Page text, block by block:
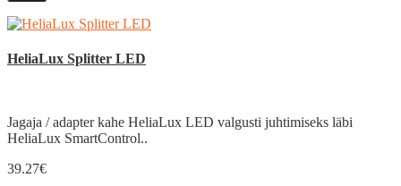
HeliaLux Splitter LED
Jagaja / adapter kahe HeliaLux LED valgusti juhtimiseks läbi
HeliaLux SmartControl..
39.27€